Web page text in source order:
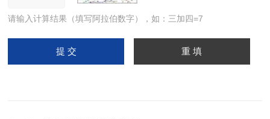
请输入计算结果（填写阿拉伯数字），如：三加四=7